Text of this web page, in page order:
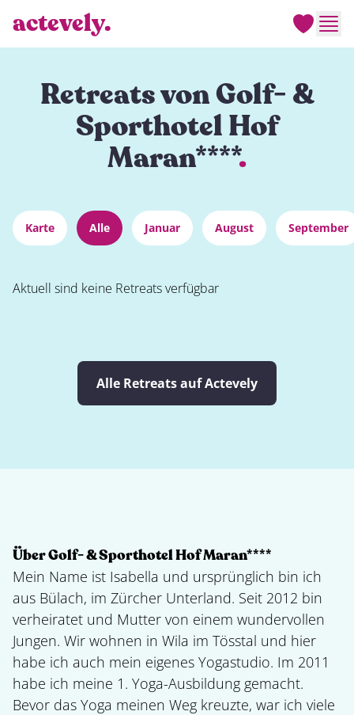
actevely.
Retreats von Golf- &
Sporthotel Hof
Maran****.
Karte Alle Januar August September
Aktuell sind keine Retreats verfügbar
Alle Retreats auf Actevely
Über Golf- & Sporthotel Hof Maran****
Mein Name ist Isabella und ursprünglich bin ich
aus Bülach, im Zürcher Unterland. Seit 2012 bin
verheiratet und Mutter von einem wundervollen
Jungen. Wir wohnen in Wila im Tösstal und hier
habe ich auch mein eigenes Yogastudio. Im 2011
habe ich meine 1. Yoga-Ausbildung gemacht.
Bevor das Yoga meinen Weg kreuzte, war ich viele